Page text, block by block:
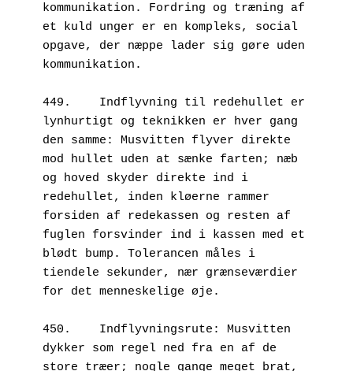
kommunikation. Fordring og træning af
et kuld unger er en kompleks, social
opgave, der næppe lader sig gøre uden
kommunikation.
449.	Indflyvning til redehullet er
lynhurtigt og teknikken er hver gang
den samme: Musvitten flyver direkte
mod hullet uden at sænke farten; næb
og hoved skyder direkte ind i
redehullet, inden kløerne rammer
forsiden af redekassen og resten af
fuglen forsvinder ind i kassen med et
blødt bump. Tolerancen måles i
tiendele sekunder, nær grænseværdier
for det menneskelige øje.
450.	Indflyvningsrute: Musvitten
dykker som regel ned fra en af de
store træer; nogle gange meget brat,